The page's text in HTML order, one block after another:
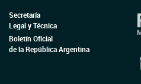
Secretaría
Legal y Técnica
Boletín Oficial
de la República Argentina